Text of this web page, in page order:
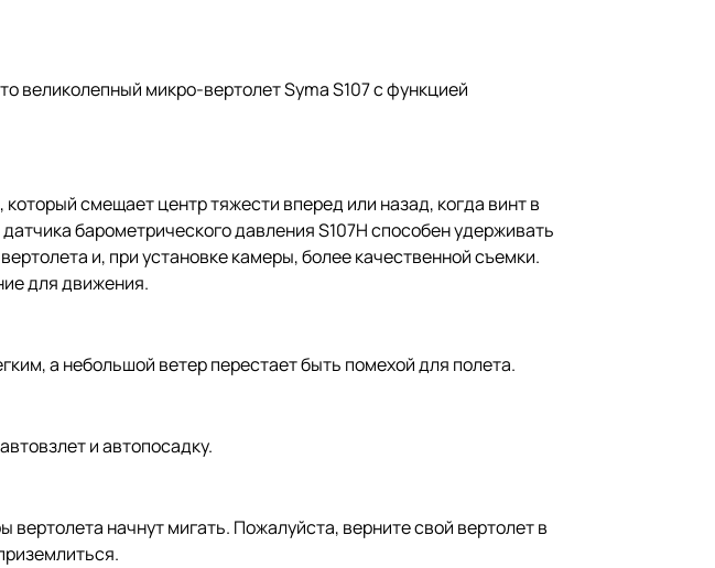
великолепный микро-вертолет Syma S107 с функцией
смещает центр тяжести вперед или назад, когда винт в
барометрического давления S107H способен удерживать
и, при установке камеры, более качественной съемки.
для движения.
а небольшой ветер перестает быть помехой для полета.
и автопосадку.
начнут мигать. Пожалуйста, верните свой вертолет в